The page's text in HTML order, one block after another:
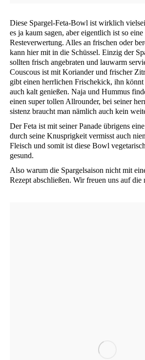
Die­se Spar­gel-Feta-Bowl ist wirk­lich
es ja kaum sagen, aber eigent­lich ist so
Res­te­ver­wer­tung. Alles an fri­schen oder
kann hier mit in die Schüs­sel. Ein­zig der
soll­ten frisch ange­bra­ten und lau­warm
Cous­cous ist mit Kori­an­der und fri­scher
gibt einen herr­li­chen Fri­sche­kick, ihn
auch kalt genie­ßen. Naja und Hum­mus
einen super tol­len All­roun­der, bei sei­ner
sis­tenz braucht man näm­lich auch kein
Der Feta ist mit sei­ner Pana­de übri­gens
durch sei­ne Knusp­rig­keit ver­misst auch
Fleisch und somit ist die­se Bowl
gesund.
Also war­um die Spar­gel­sai­son nicht mit
Rezept abschlie­ßen. Wir freu­en uns auf die